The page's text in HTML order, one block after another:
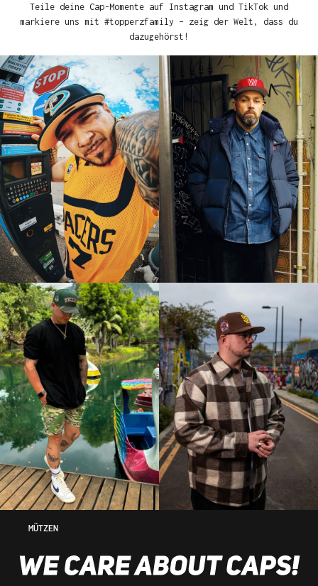
Teile deine Cap-Momente auf Instagram und TikTok und
markiere uns mit #topperzfamily – zeig der Welt, dass du
dazugehörst!
MÜTZEN